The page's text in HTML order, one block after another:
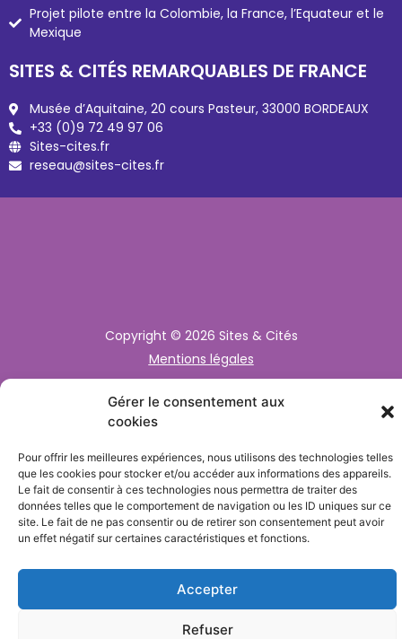
Gérer le consentement aux
cookies
Pour offrir les meilleures expériences, nous utilisons des technologies telles
que les cookies pour stocker et/ou accéder aux informations des appareils.
Le fait de consentir à ces technologies nous permettra de traiter des
données telles que le comportement de navigation ou les ID uniques sur ce
site. Le fait de ne pas consentir ou de retirer son consentement peut avoir
un effet négatif sur certaines caractéristiques et fonctions.
Accepter
Refuser
LES PROJETS INTERNATIONAUX
Plateforme internationale d'experts
Projet pilote entre la Colombie, la France, l’Equateur et le
Mexique
reseau@sites-cites.fr
Copyright © 2026 Sites & Cités
Mentions légales